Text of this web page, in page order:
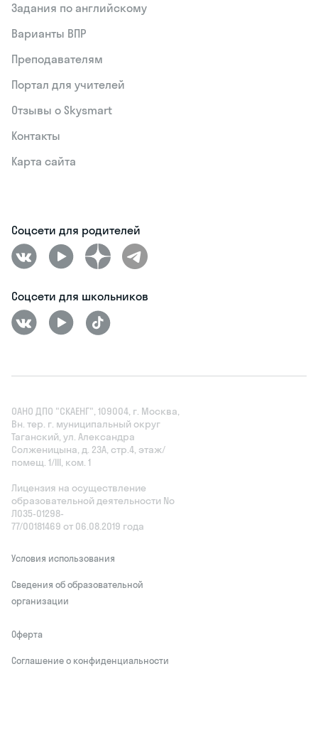
Задания по английскому
Варианты ВПР
Преподавателям
Портал для учителей
Отзывы о Skysmart
Контакты
Карта сайта
Соцсети для родителей
Соцсети для школьников
ОАНО ДПО "СКАЕНГ", 109004, г. Москва,
Вн. тер. г. муниципальный округ
Таганский, ул. Александра
Солженицына, д. 23А, стр.4, этаж/
помещ. 1/III, ком. 1
Лицензия на осуществление
образовательной деятельности No
Л035‑01298-
77/00181469 от 06.08.2019 года
Условия использования
Сведения об образовательной
организации
Оферта
Соглашение о конфиденциальности